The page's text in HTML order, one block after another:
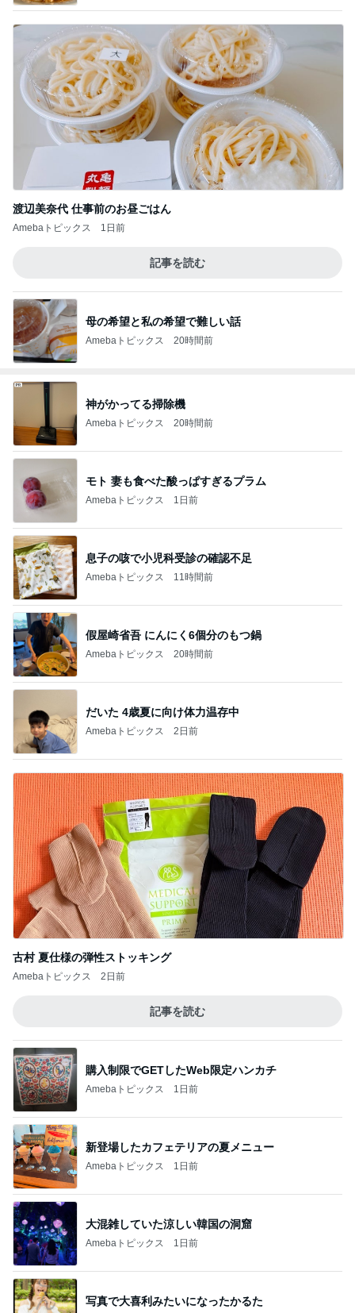
渡辺美奈代 仕事前のお昼ごはん
Amebaトピックス 1日前
記事を読む
母の希望と私の希望で難しい話
Amebaトピックス 20時間前
神がかってる掃除機
Amebaトピックス 20時間前
モト 妻も食べた酸っぱすぎるプラム
Amebaトピックス 1日前
息子の咳で小児科受診の確認不足
Amebaトピックス 11時間前
假屋崎省吾 にんにく6個分のもつ鍋
Amebaトピックス 20時間前
だいた 4歳夏に向け体力温存中
Amebaトピックス 2日前
古村 夏仕様の弾性ストッキング
Amebaトピックス 2日前
記事を読む
購入制限でGETしたWeb限定ハンカチ
Amebaトピックス 1日前
新登場したカフェテリアの夏メニュー
Amebaトピックス 1日前
大混雑していた涼しい韓国の洞窟
Amebaトピックス 1日前
写真で大喜利みたいになったかるた